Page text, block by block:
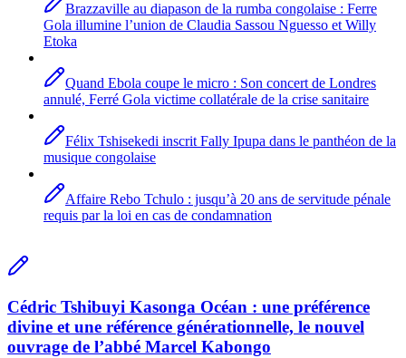
Brazzaville au diapason de la rumba congolaise : Ferre
Gola illumine l’union de Claudia Sassou Nguesso et Willy
Etoka
Quand Ebola coupe le micro : Son concert de Londres
annulé, Ferré Gola victime collatérale de la crise sanitaire
Félix Tshisekedi inscrit Fally Ipupa dans le panthéon de la
musique congolaise
Affaire Rebo Tchulo : jusqu’à 20 ans de servitude pénale
requis par la loi en cas de condamnation
Cédric Tshibuyi Kasonga Océan : une préférence
divine et une référence générationnelle, le nouvel
ouvrage de l’abbé Marcel Kabongo